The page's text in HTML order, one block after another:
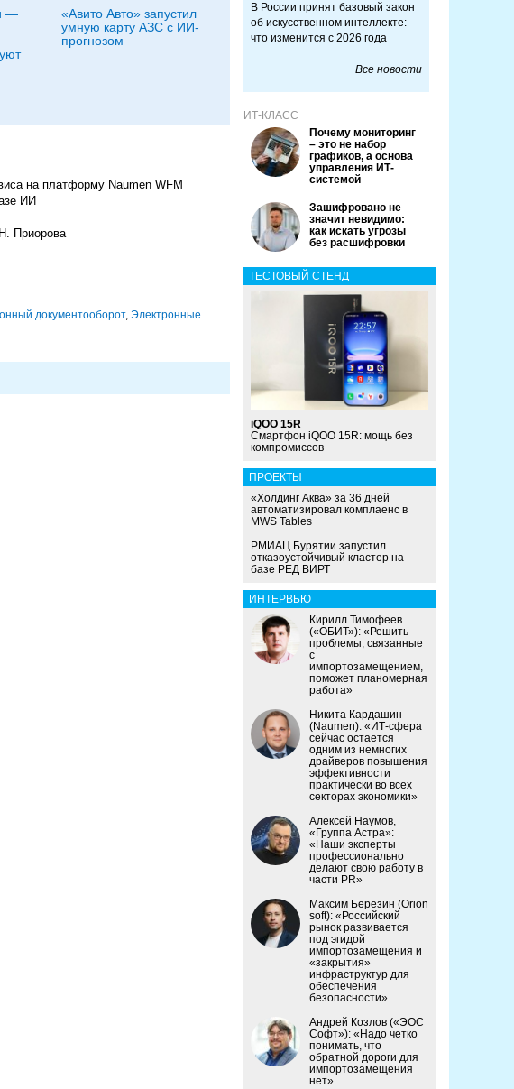
—
«Авито Авто» запустил
умную карту АЗС с ИИ-
прогнозом
на платформу Naumen WFM
ИИ
Приорова
документооборот, Электронные
В России принят базовый закон
об искусственном интеллекте:
что изменится с 2026 года
Все новости
ИТ-КЛАСС
Почему мониторинг
– это не набор
графиков, а основа
управления ИТ-
системой
Зашифровано не
значит невидимо:
как искать угрозы
без расшифровки
ТЕСТОВЫЙ СТЕНД
iQOO 15R
Смартфон iQOO 15R: мощь без
компромиссов
ПРОЕКТЫ
«Холдинг Аква» за 36 дней
автоматизировал комплаенс в
MWS Tables
РМИАЦ Бурятии запустил
отказоустойчивый кластер на
базе РЕД ВИРТ
ИНТЕРВЬЮ
Кирилл Тимофеев
(«ОБИТ»): «Решить
проблемы, связанные
с
импортозамещением,
поможет планомерная
работа»
Никита Кардашин
(Naumen): «ИТ-сфера
сейчас остается
одним из немногих
драйверов повышения
эффективности
практически во всех
секторах экономики»
Алексей Наумов,
«Группа Астра»:
«Наши эксперты
профессионально
делают свою работу в
части PR»
Максим Березин (Orion
soft): «Российский
рынок развивается
под эгидой
импортозамещения и
«закрытия»
инфраструктур для
обеспечения
безопасности»
Андрей Козлов («ЭОС
Софт»): «Надо четко
понимать, что
обратной дороги для
импортозамещения
нет»